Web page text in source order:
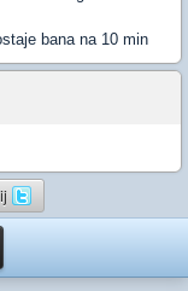
bana na 10 min